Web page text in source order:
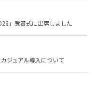
」受賞式に出席しました
ジュアル導入について